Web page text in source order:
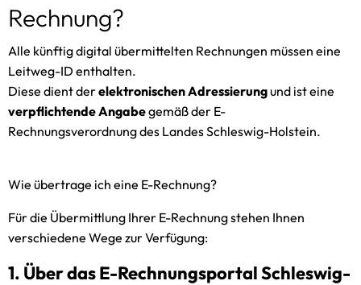
Rechnung?
Alle künftig digital übermittelten Rechnungen müssen eine
Leitweg-ID enthalten.
Diese dient derelektronischen Adressierungund ist eine
verpflichtende Angabegemäß der E-
Rechnungsverordnung des Landes Schleswig-Holstein.
Wie übertrage ich eine E-Rechnung?
Für die Übermittlung Ihrer E-Rechnung stehen Ihnen
verschiedene Wege zur Verfügung:
1. Über das E-Rechnungsportal Schleswig-